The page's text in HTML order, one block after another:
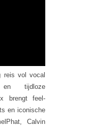
reis vol vocal
tijdloze
brengt feel-
en iconische
Calvin